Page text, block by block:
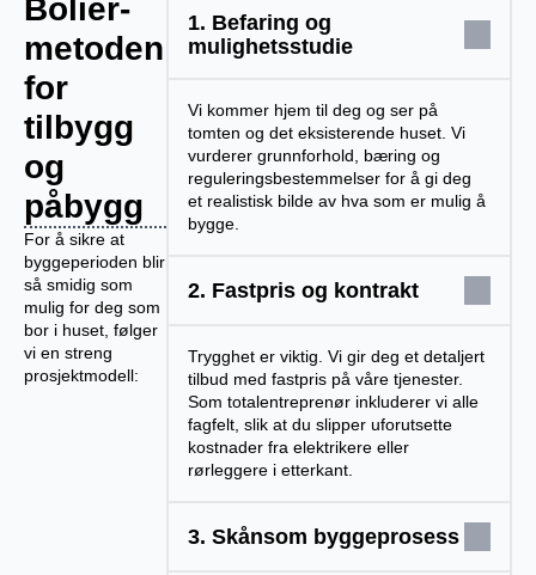
Boliér-
metoden
for
tilbygg
og
påbygg
For å sikre at
byggeperioden blir
så smidig som
mulig for deg som
bor i huset, følger
vi en streng
prosjektmodell:
1. Befaring og
mulighetsstudie
Vi kommer hjem til deg og ser på
tomten og det eksisterende huset. Vi
vurderer grunnforhold, bæring og
reguleringsbestemmelser for å gi deg
et realistisk bilde av hva som er mulig å
bygge.
2. Fastpris og kontrakt
Trygghet er viktig. Vi gir deg et detaljert
tilbud med fastpris på våre tjenester.
Som totalentreprenør inkluderer vi alle
fagfelt, slik at du slipper uforutsette
kostnader fra elektrikere eller
rørleggere i etterkant.
3. Skånsom byggeprosess